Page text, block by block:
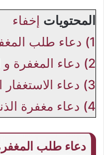
المحتويات إخفاء
1) دعاء طلب
2) دعاء المغفرة
3) دعاء الاستغفار
4) دعاء مغفرة
دعاء طلب